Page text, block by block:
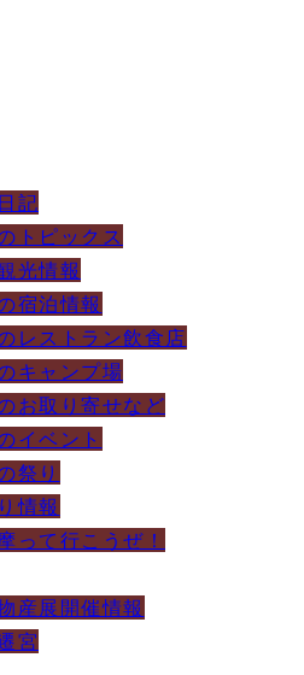
記
トピックス
光情報
宿泊情報
レストラン飲食店
キャンプ場
お取り寄せなど
イベント
祭り
情報
って行こうぜ！
産展開催情報
宮